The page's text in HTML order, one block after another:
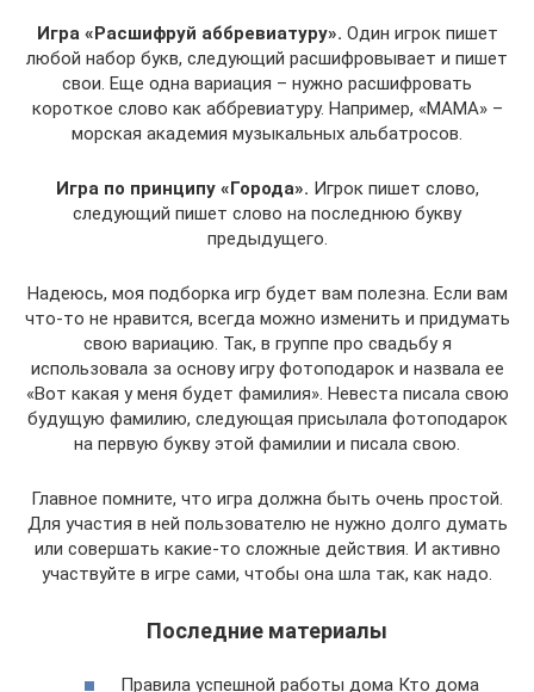
Игра «Расшифруй аббревиатуру». Один игрок пишет
любой набор букв, следующий расшифровывает и пишет
свои. Еще одна вариация – нужно расшифровать
короткое слово как аббревиатуру. Например, «МАМА» –
морская академия музыкальных альбатросов.
Игра по принципу «Города». Игрок пишет слово,
следующий пишет слово на последнюю букву
предыдущего.
Надеюсь, моя подборка игр будет вам полезна. Если вам
что-то не нравится, всегда можно изменить и придумать
свою вариацию. Так, в группе про свадьбу я
использовала за основу игру фотоподарок и назвала ее
«Вот какая у меня будет фамилия». Невеста писала свою
будущую фамилию, следующая присылала фотоподарок
на первую букву этой фамилии и писала свою.
Главное помните, что игра должна быть очень простой.
Для участия в ней пользователю не нужно долго думать
или совершать какие-то сложные действия. И активно
участвуйте в игре сами, чтобы она шла так, как надо.
Последние материалы
Правила успешной работы дома Кто дома